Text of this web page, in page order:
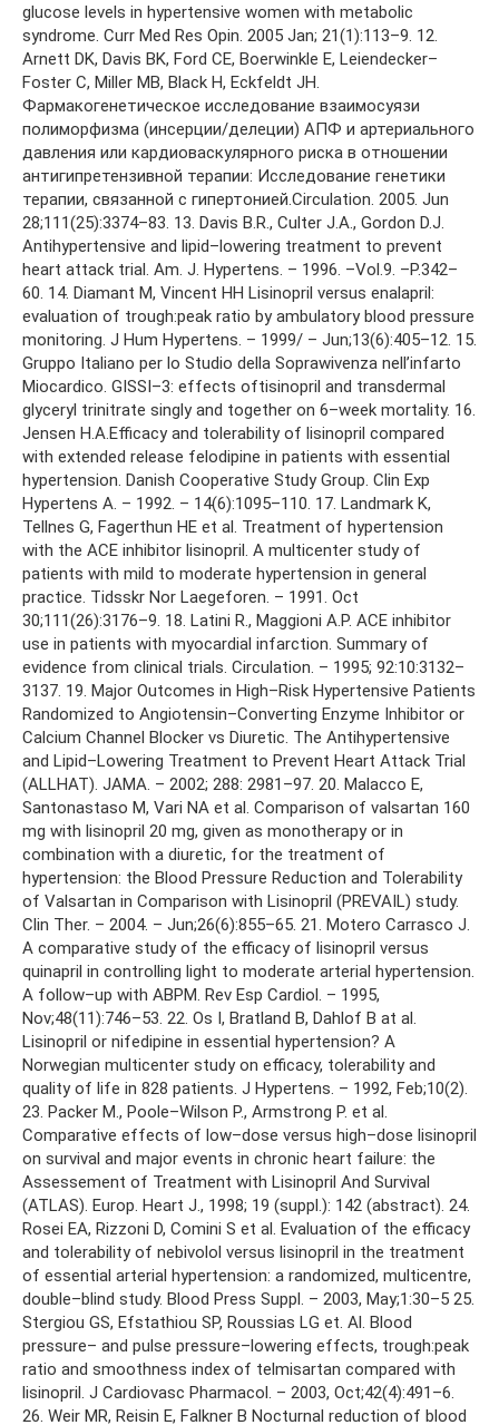
glucose levels in hypertensive women with metabolic
syndrome. Curr Med Res Opin. 2005 Jan; 21(1):113–9. 12.
Arnett DK, Davis BK, Ford CE, Boerwinkle E, Leiendecker–
Foster C, Miller MB, Black H, Eckfeldt JH.
Фармакогенетическое исследование взаимосуязи
полиморфизма (инсерции/делеции) АПФ и артериального
давления или кардиоваскулярного риска в отношении
антигипретензивной терапии: Исследование генетики
терапии, связанной с гипертонией.Circulation. 2005. Jun
28;111(25):3374–83. 13. Davis B.R., Culter J.A., Gordon D.J.
Antihypertensive and lipid–lowering treatment to prevent
heart attack trial. Am. J. Hypertens. – 1996. –Vol.9. –P.342–
60. 14. Diamant M, Vincent HH Lisinopril versus enalapril:
evaluation of trough:peak ratio by ambulatory blood pressure
monitoring. J Hum Hypertens. – 1999/ – Jun;13(6):405–12. 15.
Gruppo Italiano per lo Studio della Soprawivenza nell’infarto
Miocardico. GISSI–3: effects oftisinopril and transdermal
glyceryl trinitrate singly and together on 6–week mortality. 16.
Jensen H.A.Efficacy and tolerability of lisinopril compared
with extended release felodipine in patients with essential
hypertension. Danish Cooperative Study Group. Clin Exp
Hypertens A. – 1992. – 14(6):1095–110. 17. Landmark K,
Tellnes G, Fagerthun HE et al. Treatment of hypertension
with the ACE inhibitor lisinopril. A multicenter study of
patients with mild to moderate hypertension in general
practice. Tidsskr Nor Laegeforen. – 1991. Oct
30;111(26):3176–9. 18. Latini R., Maggioni A.P. ACE inhibitor
use in patients with myocardial infarction. Summary of
evidence from clinical trials. Circulation. – 1995; 92:10:3132–
3137. 19. Major Outcomes in High–Risk Hypertensive Patients
Randomized to Angiotensin–Converting Enzyme Inhibitor or
Calcium Channel Blocker vs Diuretic. The Antihypertensive
and Lipid–Lowering Treatment to Prevent Heart Attack Trial
(ALLHAT). JAMA. – 2002; 288: 2981–97. 20. Malacco E,
Santonastaso M, Vari NA et al. Comparison of valsartan 160
mg with lisinopril 20 mg, given as monotherapy or in
combination with a diuretic, for the treatment of
hypertension: the Blood Pressure Reduction and Tolerability
of Valsartan in Comparison with Lisinopril (PREVAIL) study.
Clin Ther. – 2004. – Jun;26(6):855–65. 21. Motero Carrasco J.
A comparative study of the efficacy of lisinopril versus
quinapril in controlling light to moderate arterial hypertension.
A follow–up with ABPM. Rev Esp Cardiol. – 1995,
Nov;48(11):746–53. 22. Os I, Bratland B, Dahlof B at al.
Lisinopril or nifedipine in essential hypertension? A
Norwegian multicenter study on efficacy, tolerability and
quality of life in 828 patients. J Hypertens. – 1992, Feb;10(2).
23. Packer M., Poole–Wilson P., Armstrong P. et al.
Comparative effects of low–dose versus high–dose lisinopril
on survival and major events in chronic heart failure: the
Assessement of Treatment with Lisinopril And Survival
(ATLAS). Europ. Heart J., 1998; 19 (suppl.): 142 (abstract). 24.
Rosei EA, Rizzoni D, Comini S et al. Evaluation of the efficacy
and tolerability of nebivolol versus lisinopril in the treatment
of essential arterial hypertension: a randomized, multicentre,
double–blind study. Blood Press Suppl. – 2003, May;1:30–5 25.
Stergiou GS, Efstathiou SP, Roussias LG et. Al. Blood
pressure– and pulse pressure–lowering effects, trough:peak
ratio and smoothness index of telmisartan compared with
lisinopril. J Cardiovasc Pharmacol. – 2003, Oct;42(4):491–6.
26. Weir MR, Reisin E, Falkner B Nocturnal reduction of blood